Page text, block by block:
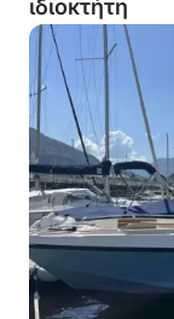
ιδιοκτήτη